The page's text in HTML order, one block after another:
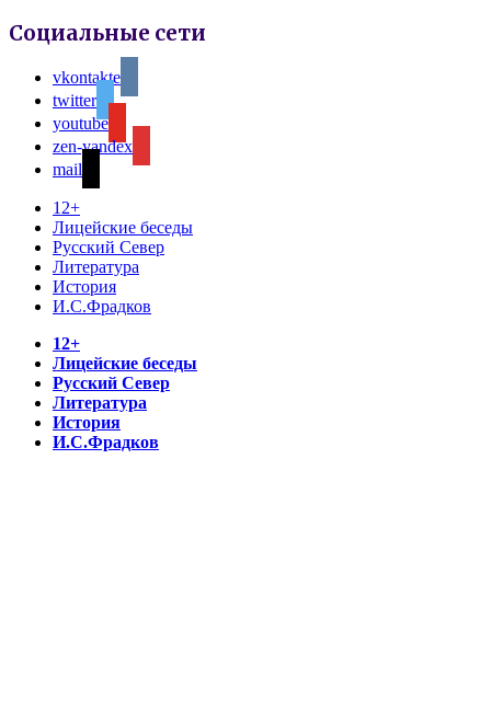
Социальные сети
vkontakte
twitter
youtube
zen-yandex
mail
12+
Лицейские беседы
Русский Север
Литература
История
И.С.Фрадков
12+
Лицейские беседы
Русский Север
Литература
История
И.С.Фрадков